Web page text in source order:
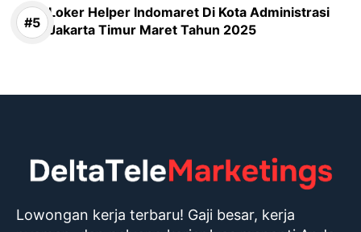
Loker Helper Indomaret Di Kota Administrasi
Jakarta Timur Maret Tahun 2025
Lowongan kerja terbaru! Gaji besar, kerja